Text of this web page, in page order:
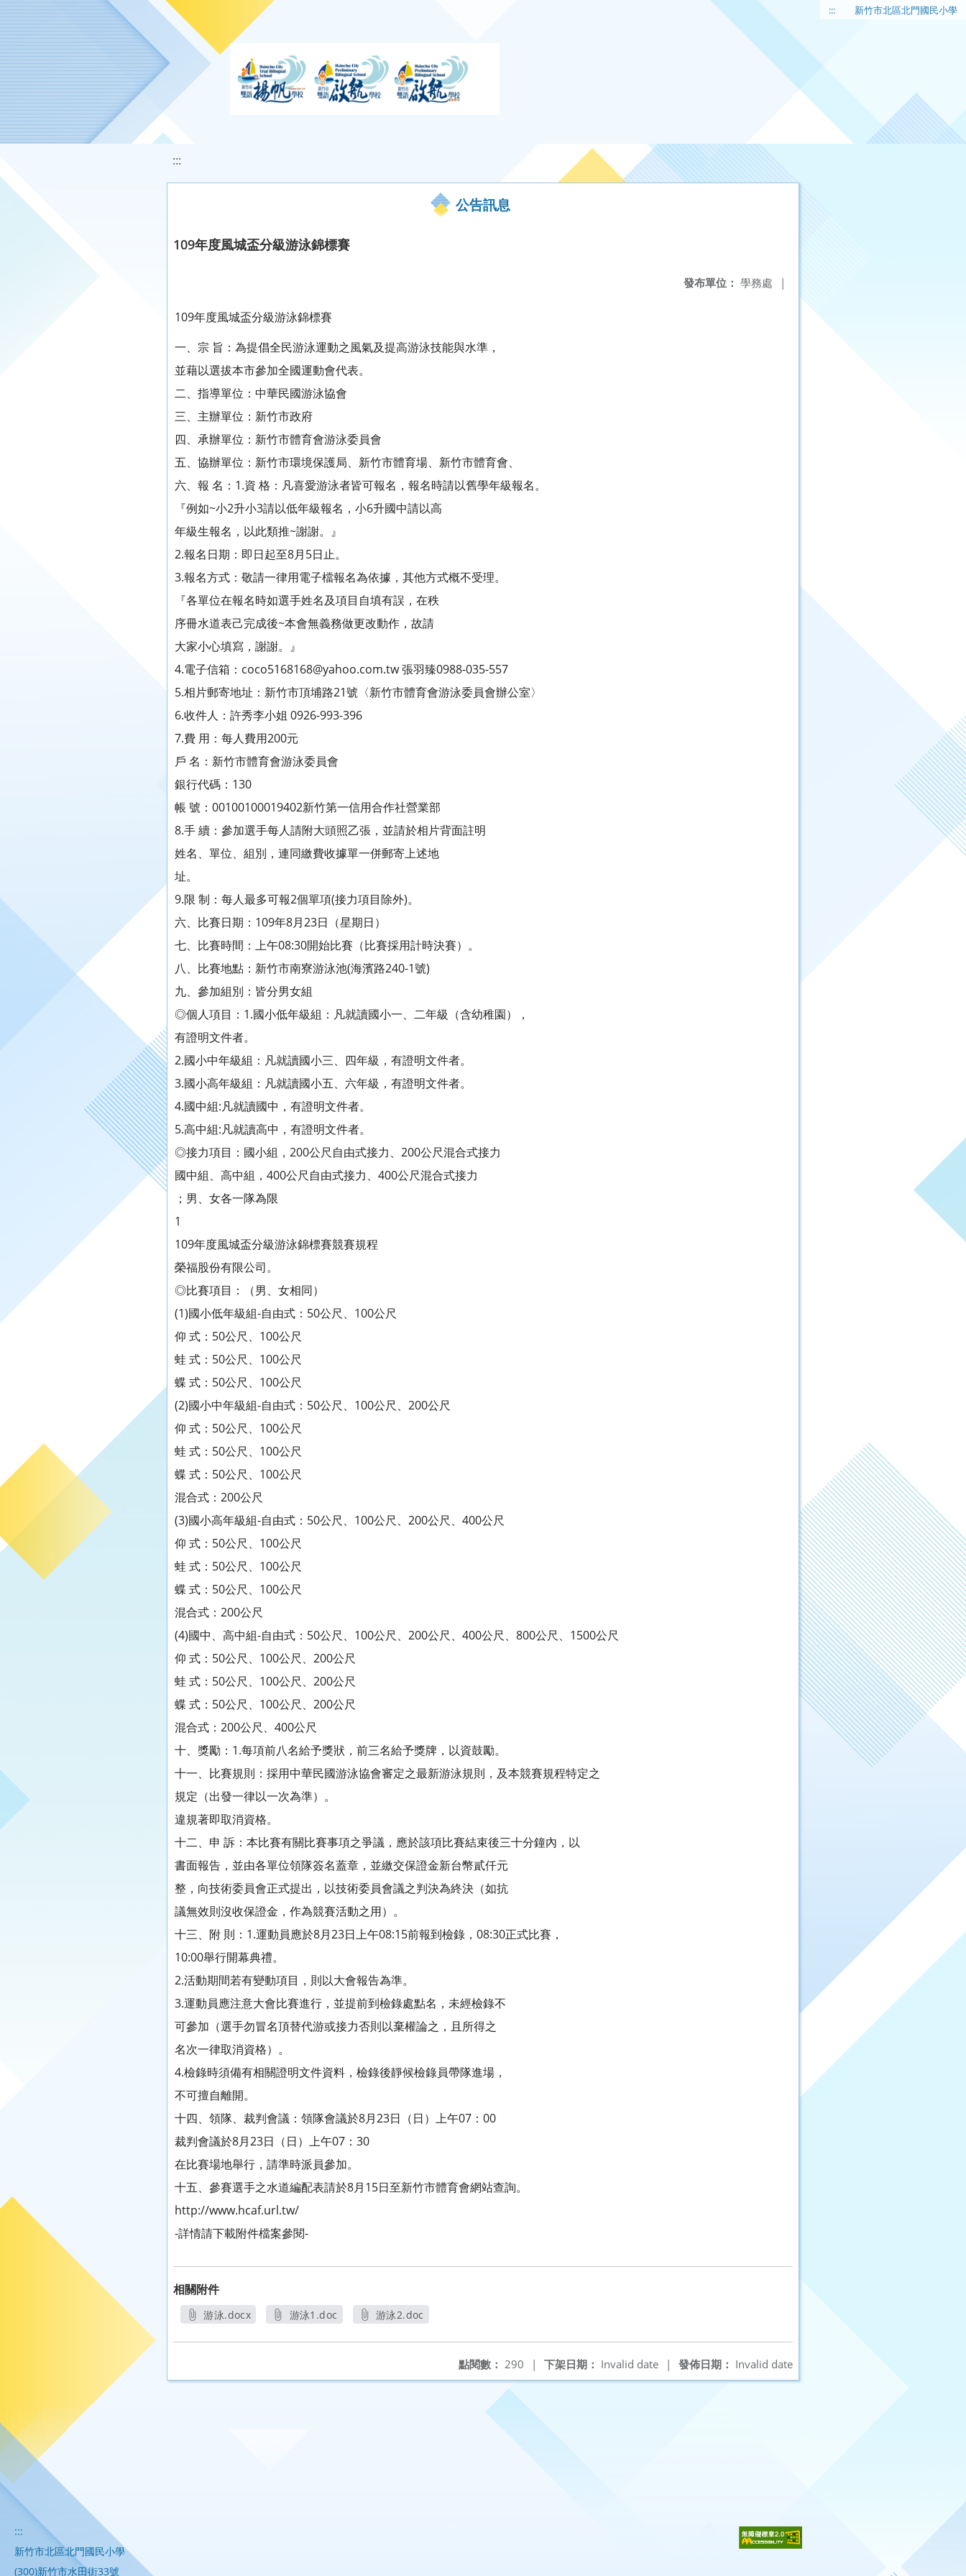
移至網頁之主要內容區位置 ::: 新竹市北區北門國民小學
:::
公告訊息
109年度風城盃分級游泳錦標賽
發布單位： 學務處 |
109年度風城盃分級游泳錦標賽
一、宗 旨：為提倡全民游泳運動之風氣及提高游泳技能與水準，
並藉以選拔本市參加全國運動會代表。
二、指導單位：中華民國游泳協會
三、主辦單位：新竹市政府
四、承辦單位：新竹市體育會游泳委員會
五、協辦單位：新竹市環境保護局、新竹市體育場、新竹市體育會、
六、報 名：1.資 格：凡喜愛游泳者皆可報名，報名時請以舊學年級報名。
『例如~小2升小3請以低年級報名，小6升國中請以高
年級生報名，以此類推~謝謝。』
2.報名日期：即日起至8月5日止。
3.報名方式：敬請一律用電子檔報名為依據，其他方式概不受理。
『各單位在報名時如選手姓名及項目自填有誤，在秩
序冊水道表己完成後~本會無義務做更改動作，故請
大家小心填寫，謝謝。』
4.電子信箱：coco5168168@yahoo.com.tw 張羽臻0988-035-557
5.相片郵寄地址：新竹市頂埔路21號〈新竹市體育會游泳委員會辦公室〉
6.收件人：許秀李小姐 0926-993-396
7.費 用：每人費用200元
戶 名：新竹市體育會游泳委員會
銀行代碼：130
帳 號：00100100019402新竹第一信用合作社營業部
8.手 續：參加選手每人請附大頭照乙張，並請於相片背面註明
姓名、單位、組別，連同繳費收據單一併郵寄上述地
址。
9.限 制：每人最多可報2個單項(接力項目除外)。
六、比賽日期：109年8月23日（星期日）
七、比賽時間：上午08:30開始比賽（比賽採用計時決賽）。
八、比賽地點：新竹市南寮游泳池(海濱路240-1號)
九、參加組別：皆分男女組
◎個人項目：1.國小低年級組：凡就讀國小一、二年級（含幼稚園），
有證明文件者。
2.國小中年級組：凡就讀國小三、四年級，有證明文件者。
3.國小高年級組：凡就讀國小五、六年級，有證明文件者。
4.國中組:凡就讀國中，有證明文件者。
5.高中組:凡就讀高中，有證明文件者。
◎接力項目：國小組，200公尺自由式接力、200公尺混合式接力
國中組、高中組，400公尺自由式接力、400公尺混合式接力
；男、女各一隊為限
1
109年度風城盃分級游泳錦標賽競賽規程
榮福股份有限公司。
◎比賽項目：（男、女相同）
(1)國小低年級組-自由式：50公尺、100公尺
仰 式：50公尺、100公尺
蛙 式：50公尺、100公尺
蝶 式：50公尺、100公尺
(2)國小中年級組-自由式：50公尺、100公尺、200公尺
仰 式：50公尺、100公尺
蛙 式：50公尺、100公尺
蝶 式：50公尺、100公尺
混合式：200公尺
(3)國小高年級組-自由式：50公尺、100公尺、200公尺、400公尺
仰 式：50公尺、100公尺
蛙 式：50公尺、100公尺
蝶 式：50公尺、100公尺
混合式：200公尺
(4)國中、高中組-自由式：50公尺、100公尺、200公尺、400公尺、800公尺、1500公尺
仰 式：50公尺、100公尺、200公尺
蛙 式：50公尺、100公尺、200公尺
蝶 式：50公尺、100公尺、200公尺
混合式：200公尺、400公尺
十、獎勵：1.每項前八名給予獎狀，前三名給予獎牌，以資鼓勵。
十一、比賽規則：採用中華民國游泳協會審定之最新游泳規則，及本競賽規程特定之
規定（出發一律以一次為準）。
違規著即取消資格。
十二、申 訴：本比賽有關比賽事項之爭議，應於該項比賽結束後三十分鐘內，以
書面報告，並由各單位領隊簽名蓋章，並繳交保證金新台幣貳仟元
整，向技術委員會正式提出，以技術委員會議之判決為終決（如抗
議無效則沒收保證金，作為競賽活動之用）。
十三、附 則：1.運動員應於8月23日上午08:15前報到檢錄，08:30正式比賽，
10:00舉行開幕典禮。
2.活動期間若有變動項目，則以大會報告為準。
3.運動員應注意大會比賽進行，並提前到檢錄處點名，未經檢錄不
可參加（選手勿冒名頂替代游或接力否則以棄權論之，且所得之
名次一律取消資格）。
4.檢錄時須備有相關證明文件資料，檢錄後靜候檢錄員帶隊進場，
不可擅自離開。
十四、領隊、裁判會議：領隊會議於8月23日（日）上午07：00
裁判會議於8月23日（日）上午07：30
在比賽場地舉行，請準時派員參加。
十五、參賽選手之水道編配表請於8月15日至新竹市體育會網站查詢。
http://www.hcaf.url.tw/
-詳情請下載附件檔案參閱-
相關附件
游泳.docx
游泳1.doc
游泳2.doc
發佈日期： Invalid date
下架日期： Invalid date |
點閱數： 290 |
:::
新竹市北區北門國民小學
(300)新竹市水田街33號